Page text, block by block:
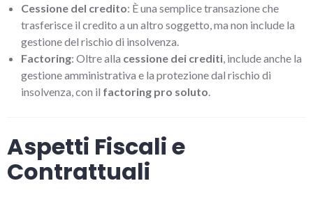
Cessione del credito: È una semplice transazione che
trasferisce il credito a un altro soggetto, ma non include la
gestione del rischio di insolvenza.
Factoring: Oltre alla cessione dei crediti, include anche la
gestione amministrativa e la protezione dal rischio di
insolvenza, con il factoring pro soluto.
Aspetti Fiscali e
Contrattuali